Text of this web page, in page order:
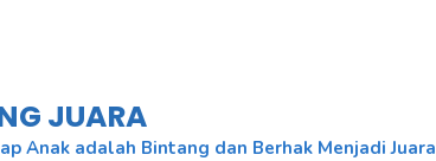
JUARA
Anak adalah Bintang dan Berhak Menjadi Juara